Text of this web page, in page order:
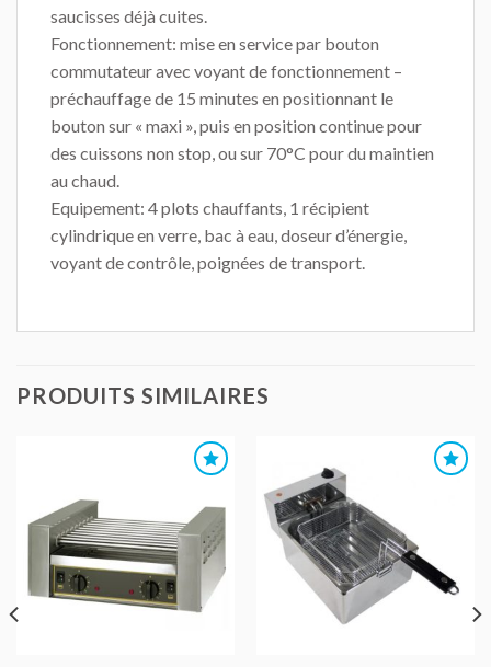
saucisses déjà cuites.
Fonctionnement: mise en service par bouton
commutateur avec voyant de fonctionnement –
préchauffage de 15 minutes en positionnant le
bouton sur « maxi », puis en position continue pour
des cuissons non stop, ou sur 70°C pour du maintien
au chaud.
Equipement: 4 plots chauffants, 1 récipient
cylindrique en verre, bac à eau, doseur d’énergie,
voyant de contrôle, poignées de transport.
PRODUITS SIMILAIRES